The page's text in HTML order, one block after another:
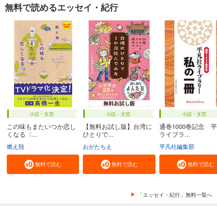
無料で読めるエッセイ・紀行
小説・文芸
この味もまたいつか恋し
くなる〈...
燃え殻
無料で読む
小説・文芸
【無料お試し版】台湾に
ひとりで...
おがたちえ
無料で読む
小説・文芸
通巻1000巻記念
ライブラ...
平凡社編集部
無料で読む
「エッセイ・紀行」無料一覧へ